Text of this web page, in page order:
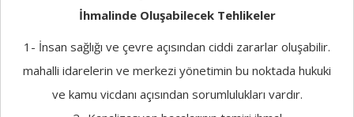
İhmalinde Oluşabilecek Tehlikeler
1- İnsan sağlığı ve çevre açısından ciddi zararlar oluşabilir.
mahalli idarelerin ve merkezi yönetimin bu noktada hukuki
ve kamu vicdanı açısından sorumlulukları vardır.